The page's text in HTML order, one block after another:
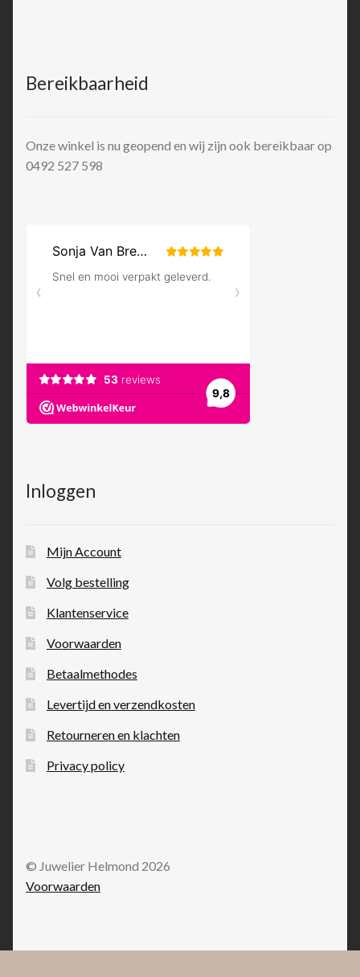
Bereikbaarheid
Onze winkel is nu geopend en wij zijn ook bereikbaar op
0492 527 598
Inloggen
Mijn Account
Volg bestelling
Klantenservice
Voorwaarden
Betaalmethodes
Levertijd en verzendkosten
Retourneren en klachten
Privacy policy
© Juwelier Helmond 2026
Voorwaarden